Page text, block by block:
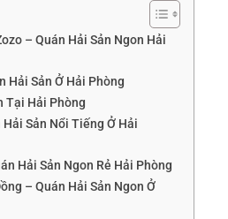
– Quán Hải Sản Ngon Hải
Hải Sản Ở Hải Phòng
Tại Hải Phòng
Sản Nổi Tiếng Ở Hải
Hải Sản Ngon Rẻ Hải Phòng
– Quán Hải Sản Ngon Ở